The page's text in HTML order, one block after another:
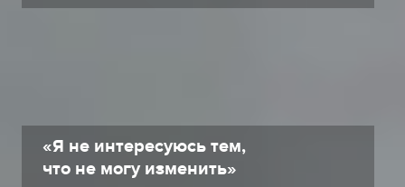
«Я не интересуюсь тем,
что не могу изменить»